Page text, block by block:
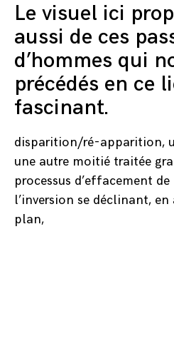
Le visuel ici
aussi de ces
d’hommes qui
précédés en ce
fascinant.
disparition/ré-apparition,
une autre moitié traitée
processus d’effacement
l’inversion se déclinant,
plan,